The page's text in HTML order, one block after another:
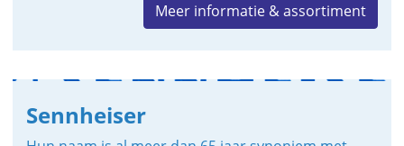
Meer informatie & assortiment
Sennheiser